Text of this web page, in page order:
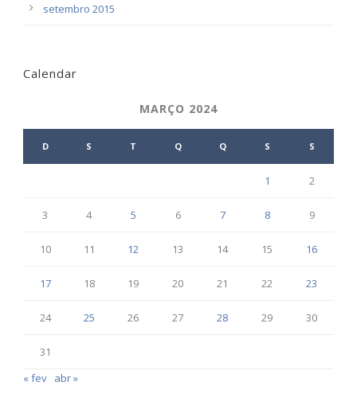
setembro 2015
Calendar
MARÇO 2024
D S T Q Q S S
1 2
3 4 5 6 7 8 9
10 11 12 13 14 15 16
17 18 19 20 21 22 23
24 25 26 27 28 29 30
31
« fev abr »